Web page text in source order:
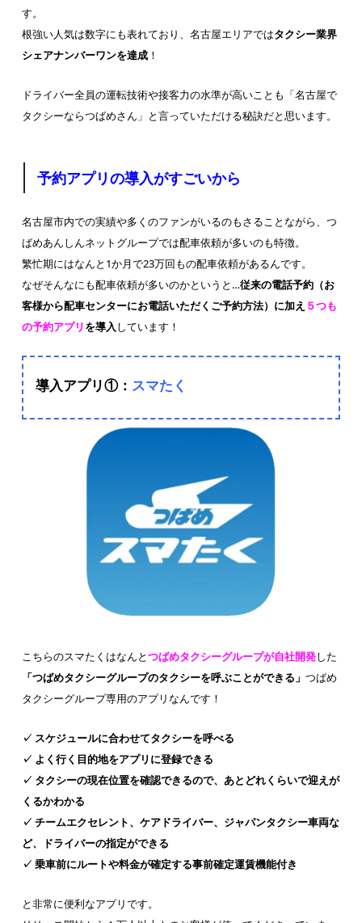
す。
根強い人気は数字にも表れており、名古屋エリアではタクシー業界
シェアナンバーワンを達成 ！
ドライバー全員の運転技術や接客力の水準が高いことも「名古屋で
タクシーならつばめさん」と言っていただける秘訣だと思います。
予約アプリの導入がすごいから
名古屋市内での実績や多くのファンがいるのもさることながら、つ
ばめあんしんネットグループでは配車依頼が多いのも特徴。
繁忙期にはなんと1か月で23万回もの配車依頼があるんです。
なぜそんなにも配車依頼が多いのかというと…従来の電話予約（お
客様から配車センターにお電話いただくご予約方法）に加え ５つも
の予約アプリを導入しています！
導入アプリ①： スマたく
こちらのスマたくはなんとつばめタクシーグループが自社開発した
「つばめタクシーグループのタクシーを呼ぶことができる」つばめ
タクシーグループ専用のアプリなんです！
✓ スケジュールに合わせてタクシーを呼べる
✓ よく行く目的地をアプリに登録できる
✓ タクシーの現在位置を確認できるので、あとどれくらいで迎えが
くるかわかる
✓ チームエクセレント、ケアドライバー、ジャパンタクシー車両な
ど、ドライバーの指定ができる
✓ 乗車前にルートや料金が確定する事前確定運賃機能付き
と非常に便利なアプリです。